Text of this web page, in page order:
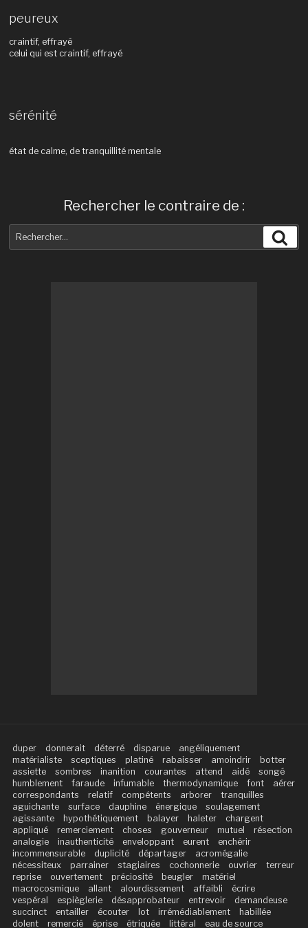
peureux
craintif, effrayé
celui qui est craintif, effrayé
sérénité
état de calme, de tranquillité mentale
Rechercher le contraire de :
pour
duper donnerait déterré disparue
angéliquement
matérialiste
sceptiques platiné rabaisser amoindrir
botter
assiette
sombres inanition courantes attend aidé
songé
humblement
faraude infumable thermodynamique font
aérer
correspondants
relatif compétents arborer
tranquilles
aguichante
surface dauphine énergique
soulagement
agissante
hypothétiquement balayer haleter
chargent
appliqué
remerciement choses gouverneur mutuel
résection
analogie
inauthenticité enveloppant eurent
enchérir
incommensurable
duplicité départager
acromégalie
nécessiteux
parrainer stagiaires cochonnerie ouvrier
terreur
reprise
ouvertement préciosité beugler
matériel
macrocosmique
allant alourdissement affaibli
écrire
vespéral
espièglerie désapprobateur entrevoir
demandeuse
succinct
entailler écouter lot irrémédiablement
habillée
dolent
remercié éprise étriquée littéral
eau de source